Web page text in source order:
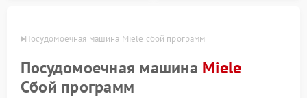
Посудомоечная машина Miele сбой программ
Посудомоечная машина Miele
Сбой программ